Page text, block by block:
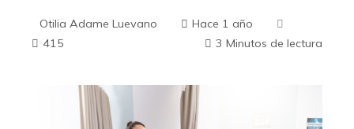
Otilia Adame Luevano
Hace 1 año
415
3 Minutos de lectura